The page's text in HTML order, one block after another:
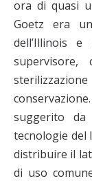
ora di quasi
Goetz era
dell’Illinois
suggerito
tecnologie del
distribuire il
di uso